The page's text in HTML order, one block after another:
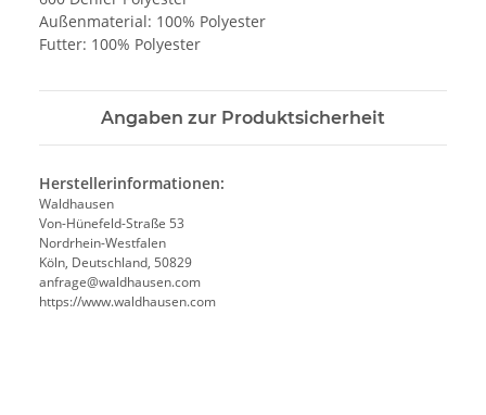
Außenmaterial: 100% Polyester
Futter: 100% Polyester
Angaben zur Produktsicherheit
Herstellerinformationen:
Waldhausen
Von-Hünefeld-Straße 53
Nordrhein-Westfalen
Köln, Deutschland, 50829
anfrage@waldhausen.com
https://www.waldhausen.com